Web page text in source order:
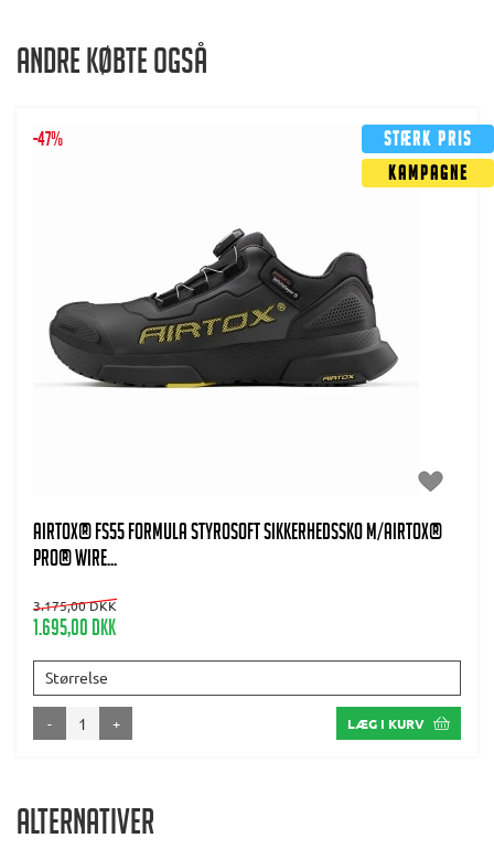
Andre købte også
Stærk pris
Kampagne
-47%
AIRTOX® FS55 Formula Styrosoft Sikkerhedssko m/AIRTOX®
PRO® wire...
3.175,00 DKK
1.695,00 DKK
Størrelse
- + LÆG I KURV
Alternativer